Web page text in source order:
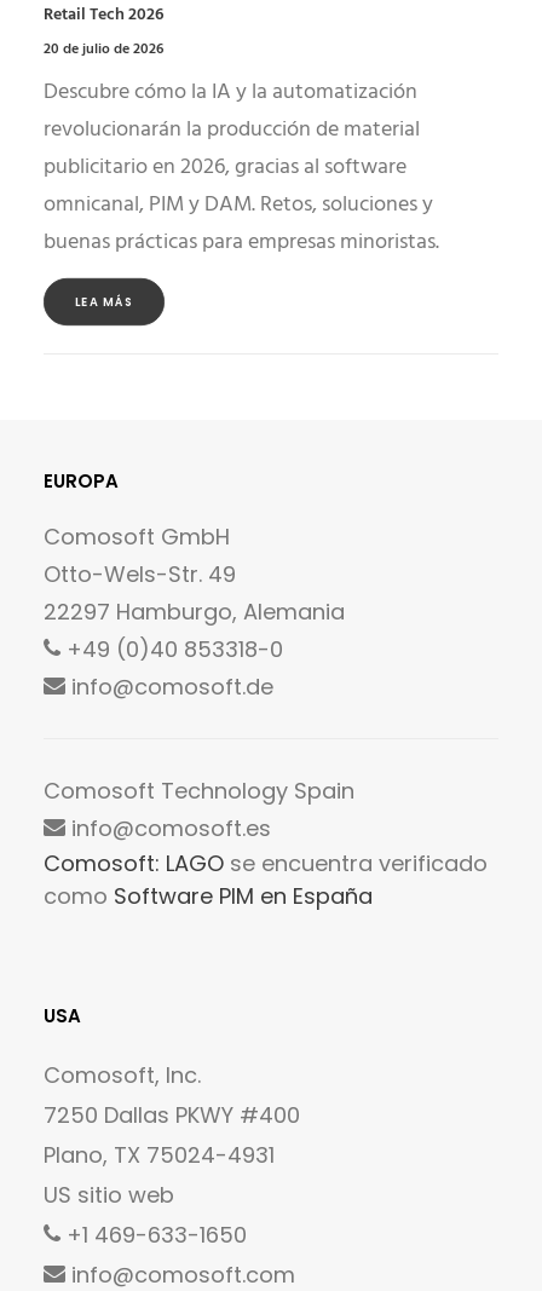
Retail Tech 2026
20 de julio de 2026
Descubre cómo la IA y la automatización
revolucionarán la producción de material
publicitario en 2026, gracias al software
omnicanal, PIM y DAM. Retos, soluciones y
buenas prácticas para empresas minoristas.
LEA MÁS
EUROPA
Comosoft GmbH
Otto-Wels-Str. 49
22297 Hamburgo, Alemania
+49 (0)40 853318-0
info@comosoft.de
Comosoft Technology Spain
info@comosoft.es
Comosoft: LAGO se encuentra verificado
como Software PIM en España
USA
Comosoft, Inc.
7250 Dallas PKWY #400
Plano, TX 75024-4931
US sitio web
+1 469-633-1650
info@comosoft.com